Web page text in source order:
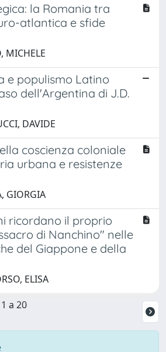
la Romania tra
atlantica e sfide
MICHELE
e populismo Latino
dell'Argentina di J.D.
DAVIDE
coscienza coloniale
urbana e resistenze
GIORGIA
ricordano il proprio
di Nanchino" nelle
del Giappone e della
ELISA
a 20